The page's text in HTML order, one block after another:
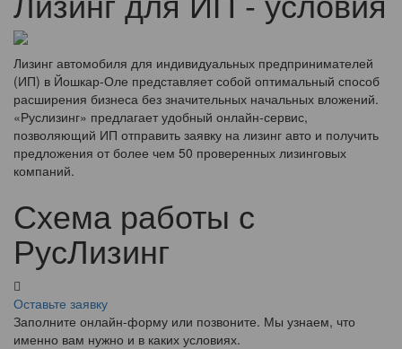
Лизинг автомобиля для индивидуальных предпринимателей
(ИП) в Йошкар-Оле представляет собой оптимальный способ
расширения бизнеса без значительных начальных вложений.
«Руслизинг» предлагает удобный онлайн-сервис,
позволяющий ИП отправить заявку на лизинг авто и получить
предложения от более чем 50 проверенных лизинговых
компаний.
Схема работы с
РусЛизинг
Оставьте заявку
Заполните онлайн-форму или позвоните. Мы узнаем, что
именно вам нужно и в каких условиях.